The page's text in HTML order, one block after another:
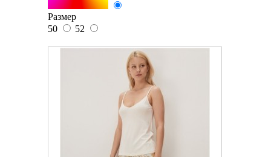
Размер
50
52